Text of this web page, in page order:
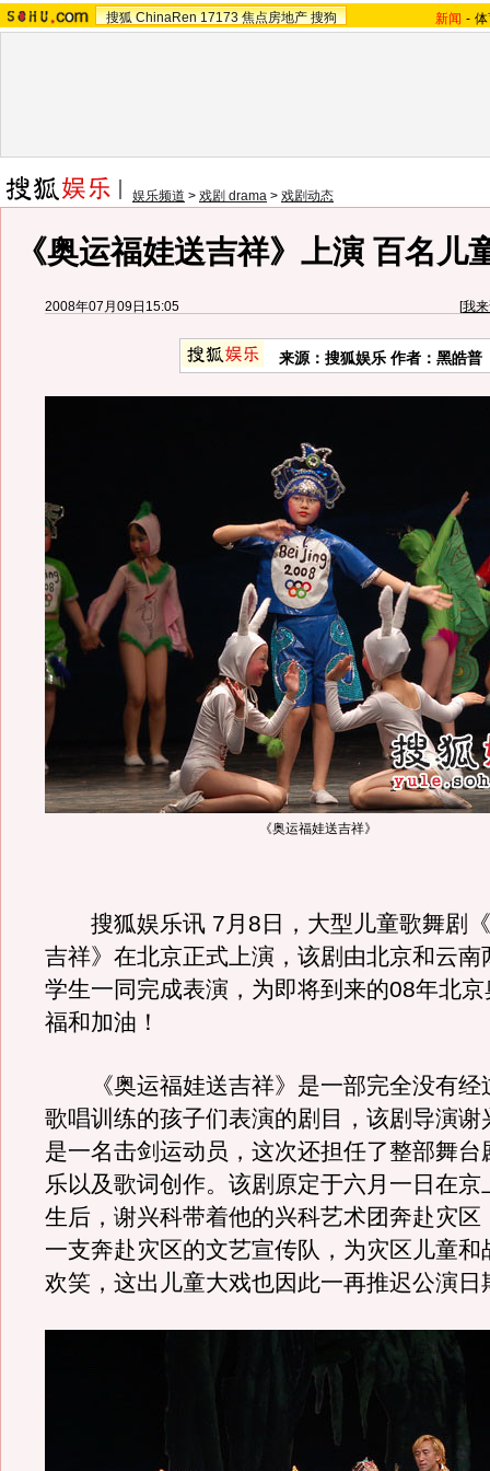
搜狐 ChinaRen 17173 焦点房地产 搜狗 新闻 -
娱乐频道 > 戏剧 drama > 戏剧动态
《奥运福娃送吉祥》上演 百名儿
2008年07月09日15:05 [我
来源：搜狐娱乐 作者：黑皓普
《奥运福娃送吉祥》
搜狐娱乐讯 7月8日，大型儿童歌舞剧
吉祥》在北京正式上演，该剧由北京和云南
学生一同完成表演，为即将到来的08年北
福和加油！
《奥运福娃送吉祥》是一部完全没有经
歌唱训练的孩子们表演的剧目，该剧导演谢
是一名击剑运动员，这次还担任了整部舞台
乐以及歌词创作。该剧原定于六月一日在京
生后，谢兴科带着他的兴科艺术团奔赴灾区
一支奔赴灾区的文艺宣传队，为灾区儿童和
欢笑，这出儿童大戏也因此一再推迟公演日